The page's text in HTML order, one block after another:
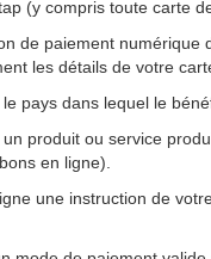
(y compris toute carte
de paiement numérique
les détails de votre
pays dans lequel le
un produit ou service
en ligne).
une instruction de